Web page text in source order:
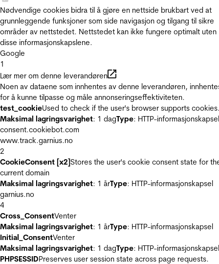
Nødvendige cookies bidra til å gjøre en nettside brukbart ved at
grunnleggende funksjoner som side navigasjon og tilgang til sikre
områder av nettstedet. Nettstedet kan ikke fungere optimalt uten
disse informasjonskapslene.
Google
1
Lær mer om denne leverandøren
Noen av dataene som innhentes av denne leverandøren,
for å kunne tilpasse og måle annonseringseffektiviteten.
test_cookieUsed to check if the user's browser supports
Maksimal lagringsvarighet: 1 dagType: HTTP-informasjonskapsel
consent.cookiebot.com
www.track.garnius.no
2
CookieConsent [x2]Stores the user's cookie consent state for
current domain
Maksimal lagringsvarighet: 1 årType: HTTP-informasjonskapsel
garnius.no
4
Cross_ConsentVenter
Maksimal lagringsvarighet: 1 årType: HTTP-informasjonskapsel
Initial_ConsentVenter
Maksimal lagringsvarighet: 1 dagType: HTTP-informasjonskapsel
PHPSESSIDPreserves user session state across page requests.